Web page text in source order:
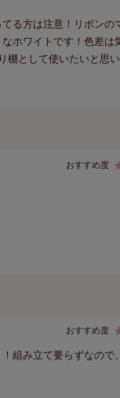
る方は注意！リボンの
ホワイトです！色差は
棚として使いたいと思
組み立て要らずなので